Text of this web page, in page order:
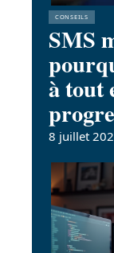
CONSEILS
SMS
à tout
8 juillet